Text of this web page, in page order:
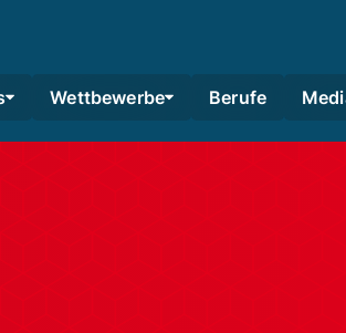
Wettbewerbe Berufe